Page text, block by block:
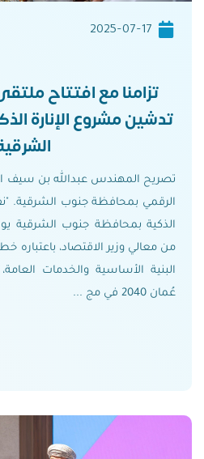
2025-07-17
تزامنا مع افتتاح
تدشين مشروع الإنارة
تصريح المهندس عبدالله بن سيف
الرقمي بمحافظة جنوب الشرقية.
الذكية بمحافظة جنوب الشرقية
من معالي وزير الاقتصاد، باعتباره
البنية الأساسية والخدمات العامة،
عُمان 2040 في مج ...